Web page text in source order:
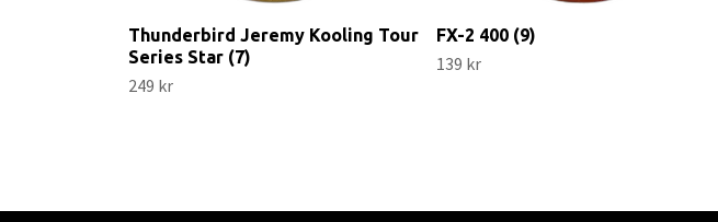
Thunderbird Jeremy Kooling Tour
Series Star (7)
249 kr
FX-2 400 (9)
139 kr